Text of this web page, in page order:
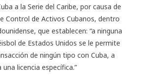
a la Serie del Caribe, por causa de
Control de Activos Cubanos, dentro
que establecen: “a ninguna
de Estados Unidos se le permite
de ningún tipo con Cuba, a
licencia específica.”